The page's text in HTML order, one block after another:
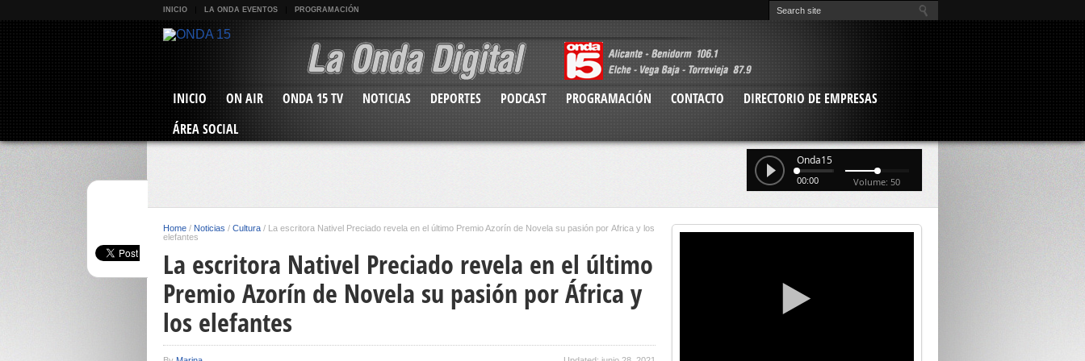
INICIO LA ONDA EVENTOS PROGRAMACIÓN
INICIO ON AIR ONDA 15 TV NOTICIAS DEPORTES PODCAST PROGRAMACIÓN CONTACTO
DIRECTORIO DE EMPRESAS
ÁREA SOCIAL
Onda15
00:00 Volume: 50
Home / Noticias / Cultura / La escritora Nativel Preciado revela en el último Premio Azorín de Novela su pasión por África y los
elefantes
La escritora Nativel Preciado revela en el último
Premio Azorín de Novela su pasión por África y
los elefantes